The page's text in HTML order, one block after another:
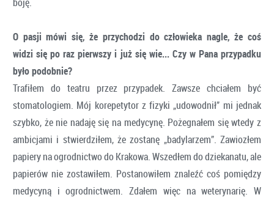
O pasji mówi się, że przychodzi do człowieka nagle, że coś
widzi się po raz pierwszy i już się wie... Czy w Pana przypadku
było podobnie?
Trafiłem do teatru przez przypadek. Zawsze chciałem być
stomatologiem. Mój korepetytor z fizyki „udowodnił” mi jednak
szybko, że nie nadaję się na medycynę. Pożegnałem się wtedy z
ambicjami i stwierdziłem, że zostanę „badylarzem”. Zawiozłem
papiery na ogrodnictwo do Krakowa. Wszedłem do dziekanatu, ale
papierów nie zostawiłem. Postanowiłem znaleźć coś pomiędzy
medycyną i ogrodnictwem. Zdałem więc na weterynarię. W